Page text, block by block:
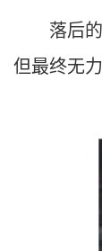
落后的
但最终无